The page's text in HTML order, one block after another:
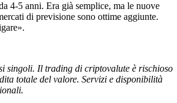
4-5 anni. Era già semplice, ma le nuove
di previsione sono ottime aggiunte.
singoli. Il trading di criptovalute è rischioso
totale del valore. Servizi e disponibilità